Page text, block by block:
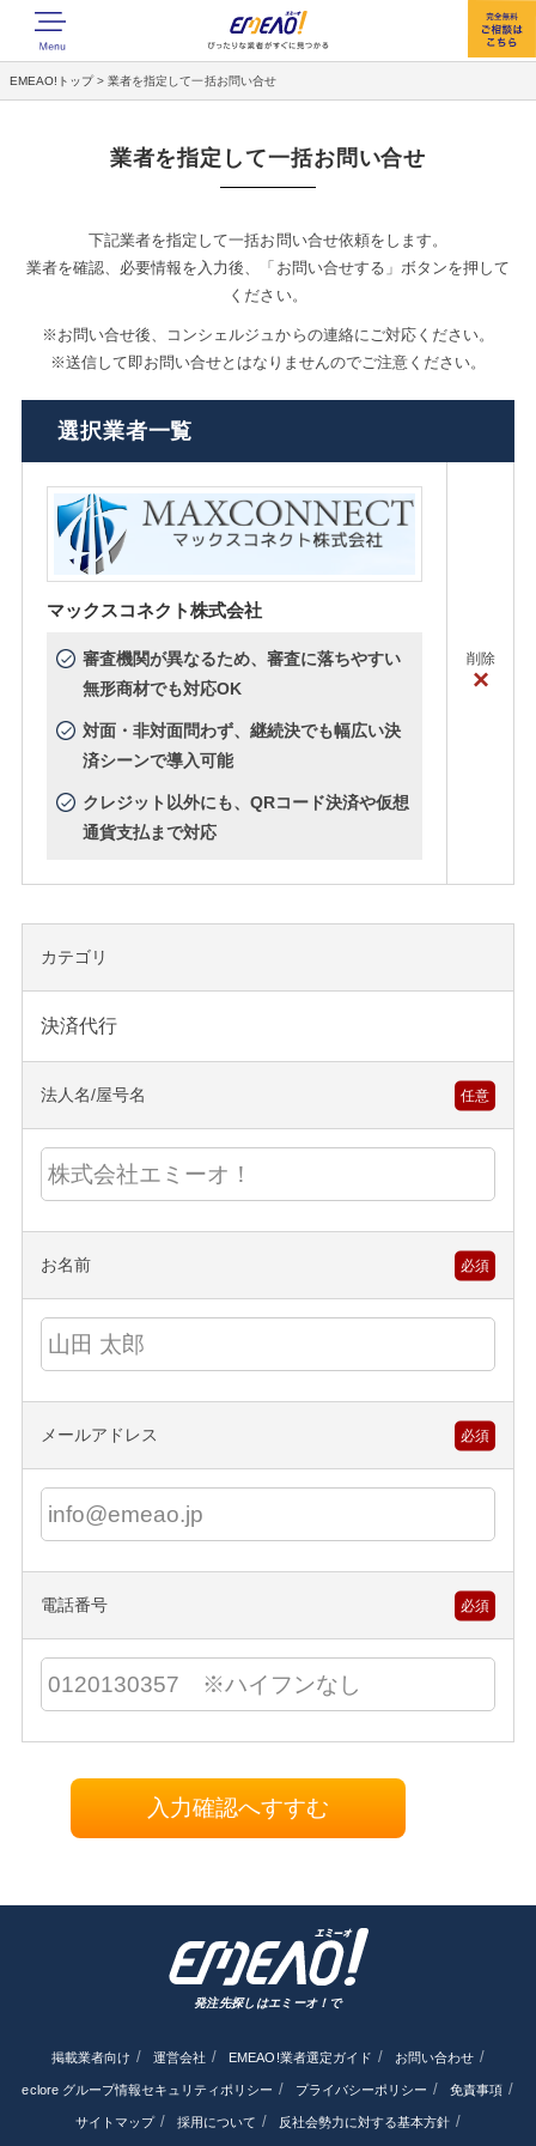
EMEAO!トップ>業者を指定して一括お問い合せ
業者を指定して一括お問い合せ
下記業者を指定して一括お問い合せ依頼をします。
業者を確認、必要情報を入力後、「お問い合せする」ボタンを押して
ください。
※お問い合せ後、コンシェルジュからの連絡にご対応ください。
※送信して即お問い合せとはなりませんのでご注意ください。
選択業者一覧
マックスコネクト株式会社
審査機関が異なるため、審査に落ちやすい
無形商材でも対応OK
対面・非対面問わず、継続決でも幅広い決
済シーンで導入可能
クレジット以外にも、QRコード決済や仮想
通貨支払まで対応
削除
×
カテゴリ
決済代行
法人名/屋号名 任意
お名前 必須
メールアドレス 必須
電話番号 必須
入力確認へすすむ
発注先探しはエミーオ！で
掲載業者向け 運営会社 EMEAO!業者選定ガイド お問い合わせ
eclore グループ情報セキュリティポリシー プライバシーポリシー 免責事項
サイトマップ 採用について 反社会勢力に対する基本方針